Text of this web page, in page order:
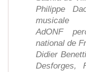
Philippe
musicale
AdONF
national de
Didier
Desforges,